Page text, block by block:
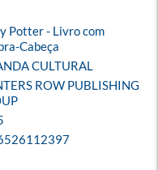
Potter - Livro com
Cabeça
CULTURAL
ROW PUBLISHING